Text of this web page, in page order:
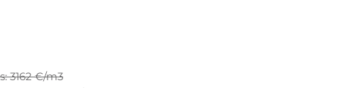
3162 €/m3